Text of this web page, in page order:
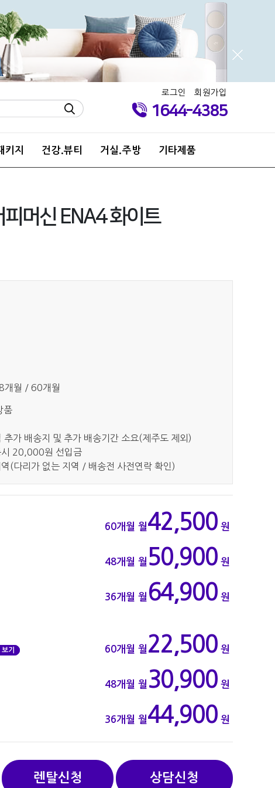
1644-4385
로그인 회원가입
키지 건강.뷰티 거실.주방 기타제품
머신 ENA4 화이트
개월 / 60개월
품
추가 배송지 및 추가 배송기간 소요(제주도 제외)
시 20,000원 선입금
역(다리가 없는 지역 / 배송전 사전연락 확인)
60개월 월42,500 원
48개월 월 50,900 원
36개월 월 64,900 원
기 60개월 월 22,500 원
48개월 월 30,900 원
36개월 월44,900 원
렌탈신청 상담신청